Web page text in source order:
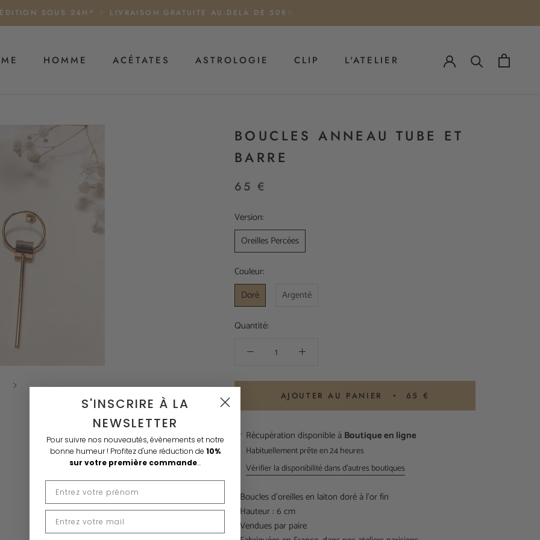
SOUS 24H* ✨ LIVRAISON GRATUITE AU-DELÀ DE 50€✨
HOMME ACÉTATES ASTROLOGIE CLIP L'ATELIER
BOUCLES ANNEAU TUBE ET
BARRE
65 €
Version:
Oreilles Percées
Couleur:
Doré
Argenté
Quantité:
AJOUTER AU PANIER 65 €
Récupération disponible à Boutique en ligne
Habituellement prête en 24 heures
Vérifier la disponibilité dans d'autres boutiques
- Boucles d'oreilles en laiton doré à l'or fin
* Hauteur : 6 cm
- Vendues par paire
S'INSCRIRE À LA
NEWSLETTER
Pour suivre nos nouveautés, évènements et notre
bonne humeur !Profitez d'une réduction de 10%
sur votre première commande...